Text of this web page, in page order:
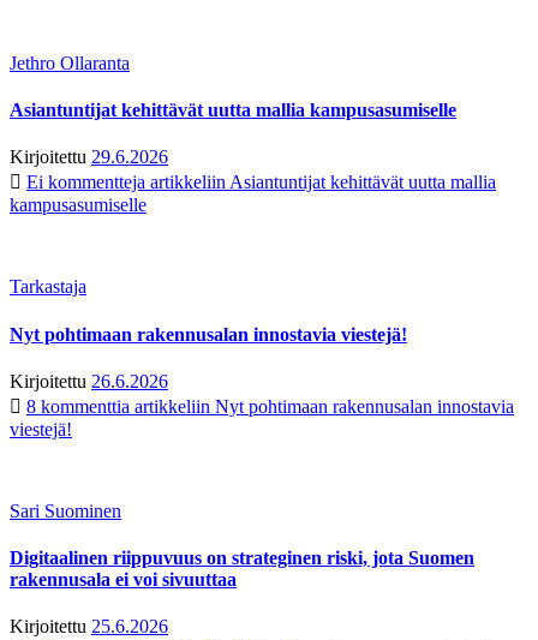
Jethro Ollaranta
Asiantuntijat kehittävät uutta mallia kampusasumiselle
Kirjoitettu 29.6.2026
Ei kommentteja artikkeliin Asiantuntijat kehittävät uutta mallia
kampusasumiselle
Tarkastaja
Nyt pohtimaan rakennusalan innostavia viestejä!
Kirjoitettu 26.6.2026
8 kommenttia artikkeliin Nyt pohtimaan rakennusalan innostavia
viestejä!
Sari Suominen
Digitaalinen riippuvuus on strateginen riski, jota Suomen
rakennusala ei voi sivuuttaa
Kirjoitettu 25.6.2026